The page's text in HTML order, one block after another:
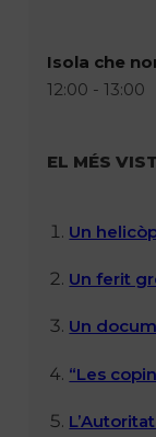
Isola che
12:00 - 13:00
EL MÉS VIST
Un
Un ferit
Un
“Les